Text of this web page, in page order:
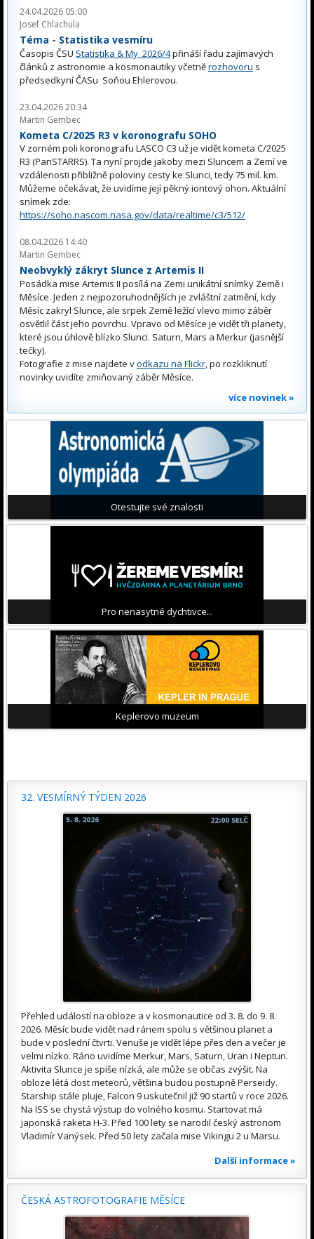
24.04.2026 05:00
Josef Chlachula
Téma - Statistika vesmíru
Časopis ČSU Statistika & My 2026/4přináší řadu zajímavých
článků z astronomie a kosmonautiky včetněrozhovoru s
předsedkyní ČASu Soňou Ehlerovou.
23.04.2026 20:34
Martin Gembec
Kometa C/2025 R3 v koronografu SOHO
V zorném poli koronografu LASCO C3 už je vidět kometa C/2025
R3 (PanSTARRS). Ta nyní projde jakoby mezi Sluncem a Zemí ve
vzdálenosti přibližně poloviny cesty ke Slunci, tedy 75 mil. km.
Můžeme očekávat, že uvidíme její pěkný iontový ohon. Aktuální
snímek zde:
https://soho.nascom.nasa.gov/data/realtime/c3/512/
08.04.2026 14:40
Martin Gembec
Neobvyklý zákryt Slunce z Artemis II
Posádka mise Artemis II posílá na Zemi unikátní snímky Země i
Měsíce. Jeden z nejpozoruhodnějších je zvláštní zatmění, kdy
Měsíc zakryl Slunce, ale srpek Země ležící vlevo mimo záběr
osvětlil část jeho povrchu. Vpravo od Měsíce je vidět tři planety,
které jsou úhlově blízko Slunci. Saturn, Mars a Merkur (jasnější
tečky).
Fotografie z mise najdete vodkazu na Flickr, po rozkliknutí
novinky uvidíte zmiňovaný záběr Měsíce.
více novinek »
Otestujte své znalosti
Pro nenasytné dychtivce...
Keplerovo muzeum
32. VESMÍRNÝ TÝDEN 2026
Přehled událostí na obloze a v kosmonautice od 3. 8. do 9. 8.
2026. Měsíc bude vidět nad ránem spolu s většinou planet a
bude v poslední čtvrti. Venuše je vidět lépe přes den a večer je
velmi nízko. Ráno uvidíme Merkur, Mars, Saturn, Uran i Neptun.
Aktivita Slunce je spíše nízká, ale může se občas zvýšit. Na
obloze létá dost meteorů, většina budou postupně Perseidy.
Starship stále pluje, Falcon 9 uskutečnil již 90 startů v roce 2026.
Na ISS se chystá výstup do volného kosmu. Startovat má
japonská raketa H-3. Před 100 lety se narodil český astronom
Vladimír Vanýsek. Před 50 lety začala mise Vikingu 2 u Marsu.
Další informace »
ČESKÁ ASTROFOTOGRAFIE MĚSÍCE